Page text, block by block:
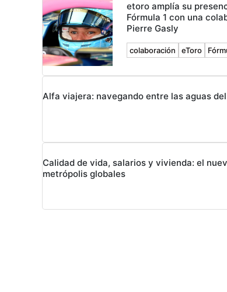
etoro amplía su
Fórmula 1 con una
Pierre Gasly
colaboración eToro
Alfa viajera: navegando entre las aguas
Calidad de vida, salarios y vivienda: el
metrópolis globales